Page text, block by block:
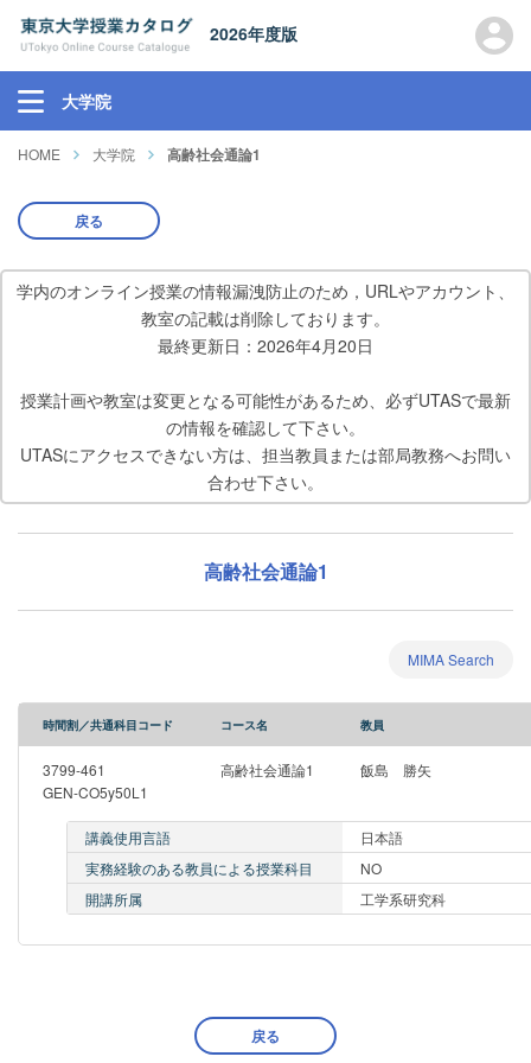
2026年度版
大学院
HOME 大学院 高齢社会通論1
戻る
学内のオンライン授業の情報漏洩防止のため，URLやアカウント、
教室の記載は削除しております。
最終更新日：2026年4月20日
授業計画や教室は変更となる可能性があるため、必ずUTASで最新
の情報を確認して下さい。
UTASにアクセスできない方は、担当教員または部局教務へお問い
合わせ下さい。
高齢社会通論1
MIMA Search
時間割／共通科目コード コース名 教員
3799-461
GEN-CO5y50L1
高齢社会通論1 飯島 勝矢
講義使用言語
日本語
実務経験のある教員による授業科目
NO
開講所属
工学系研究科
戻る